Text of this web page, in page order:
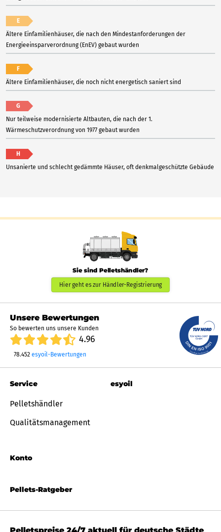
E
Ältere Einfamilienhäuser, die nach den Mindestanforderungen der
Energieeinsparverordnung (EnEV) gebaut wurden
F
Ältere Einfamilienhäuser, die noch nicht energetisch saniert sind
G
Nur teilweise modernisierte Altbauten, die nach der 1.
Wärmeschutzverordnung von 1977 gebaut wurden
H
Unsanierte und schlecht gedämmte Häuser, oft denkmalgeschützte Gebäude
Sie sind Pelletshändler?
Hier geht es zur Händler-Registrierung
Unsere Bewertungen
So bewerten uns unsere Kunden
4.96
78.452 esyoil-Bewertungen
Pellets-Ratgeber
Service
Pelletshändler
Qualitätsmanagement
Konto
esyoil